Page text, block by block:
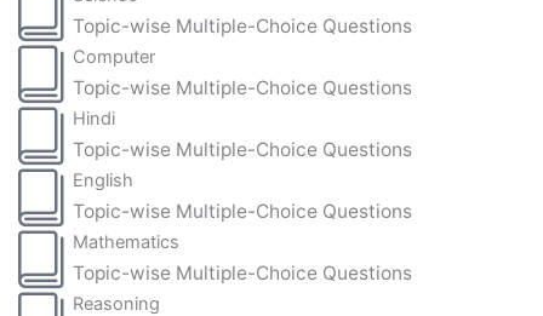
Topic-wise Multiple-Choice Questions
Computer
Topic-wise Multiple-Choice Questions
Hindi
Topic-wise Multiple-Choice Questions
English
Topic-wise Multiple-Choice Questions
Mathematics
Topic-wise Multiple-Choice Questions
Reasoning